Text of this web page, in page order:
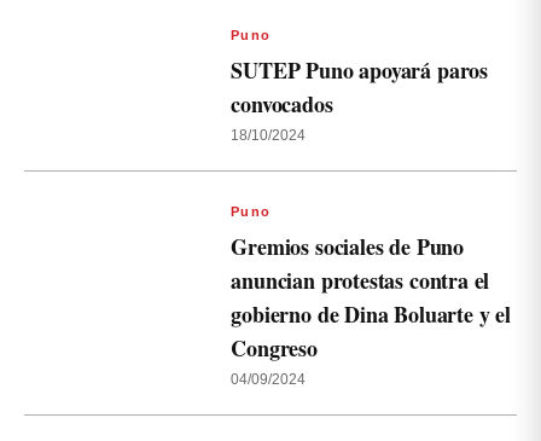
Puno
SUTEP Puno apoyará paros
convocados
18/10/2024
Puno
Gremios sociales de Puno
anuncian protestas contra el
gobierno de Dina Boluarte y el
Congreso
04/09/2024